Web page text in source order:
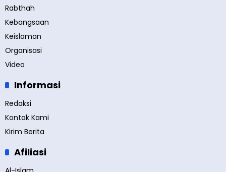
Rabthah
Kebangsaan
Keislaman
Organisasi
Video
Informasi
Redaksi
Kontak Kami
Kirim Berita
Afiliasi